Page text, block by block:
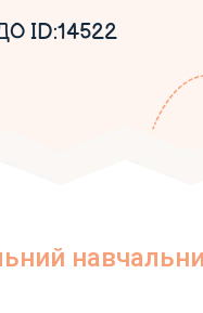
ID:14522